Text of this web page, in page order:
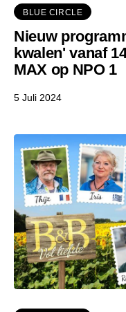
BLUE CIRCLE
Nieuw
kwalen' vanaf
MAX op NPO 1
5 Juli 2024